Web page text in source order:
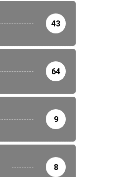
43
64
9
8